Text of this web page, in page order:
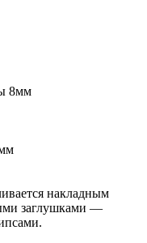
8мм
накладным
заглушками —